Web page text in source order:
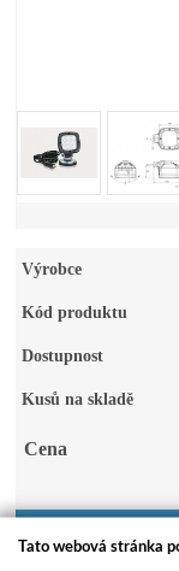
Výrobce
Kód produktu
Dostupnost
Kusů na skladě
Cena
Počet kusů
Tato webová stránka